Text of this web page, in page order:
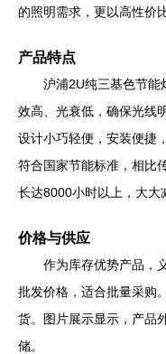
的照明需求，更以高性价
产品特点
沪浦2U纯三基色节能
效高、光衰低，确保光线
设计小巧轻便，安装便捷
符合国家节能标准，相比
长达8000小时以上，大大
价格与供应
作为库存优势产品，
批发价格，适合批量采购
货。图片展示显示，产品
储。